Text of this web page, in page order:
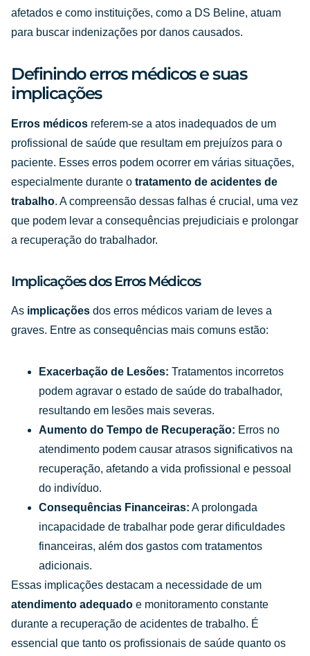
afetados e como instituições, como a DS Beline, atuam
para buscar indenizações por danos causados.
Definindo erros médicos e suas
implicações
Erros médicos referem-se a atos inadequados de um
profissional de saúde que resultam em prejuízos para o
paciente. Esses erros podem ocorrer em várias situações,
especialmente durante o tratamento de acidentes de
trabalho. A compreensão dessas falhas é crucial, uma vez
que podem levar a consequências prejudiciais e prolongar
a recuperação do trabalhador.
Implicações dos Erros Médicos
As implicações dos erros médicos variam de leves a
graves. Entre as consequências mais comuns estão:
Exacerbação de Lesões: Tratamentos incorretos
podem agravar o estado de saúde do trabalhador,
resultando em lesões mais severas.
Aumento do Tempo de Recuperação: Erros no
atendimento podem causar atrasos significativos na
recuperação, afetando a vida profissional e pessoal
do indivíduo.
Consequências Financeiras: A prolongada
incapacidade de trabalhar pode gerar dificuldades
financeiras, além dos gastos com tratamentos
adicionais.
Essas implicações destacam a necessidade de um
atendimento adequado e monitoramento constante
durante a recuperação de acidentes de trabalho. É
essencial que tanto os profissionais de saúde quanto os